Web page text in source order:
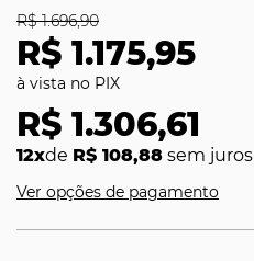
R$ 1.175,95
R$ 1.696,90
R$ 1.306,61
12xde R$ 108,88 sem juros
Ver opções de pagamento